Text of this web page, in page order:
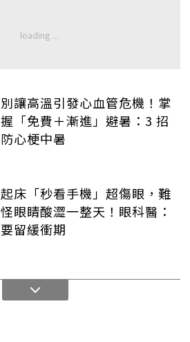
別讓高溫引發心血管危機！掌
握「免費＋漸進」避暑：3 招
防心梗中暑
起床「秒看手機」超傷眼，難
怪眼睛酸澀一整天！眼科醫：
要留緩衝期